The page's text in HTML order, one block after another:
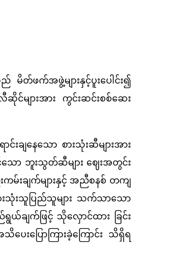
မိတ်ဖက်အဖွဲ့များနှင့်ပူးပေါင်း၍
ဆိုင်များအား ကွင်းဆင်းစစ်ဆေး
နေသော စားသုံးဆီများအား
ော ဘူးသွတ်ဆီများ ဈေးအတွင်း
ကမ်းချက်များနှင့် အညီစနစ် တကျ
စားသုံးသူပြည်သူများ သက်သာသော
ရွယ်ချက်ဖြင့် သိုလှောင်ထား ခြင်း
ေးပြောကြားခဲ့ကြောင်း သိရှိရ